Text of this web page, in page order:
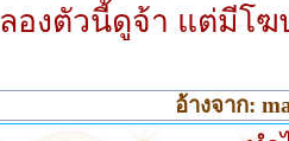
ลองตัวนี้ดูจ้า แต่มีโ
อ้างจาก: